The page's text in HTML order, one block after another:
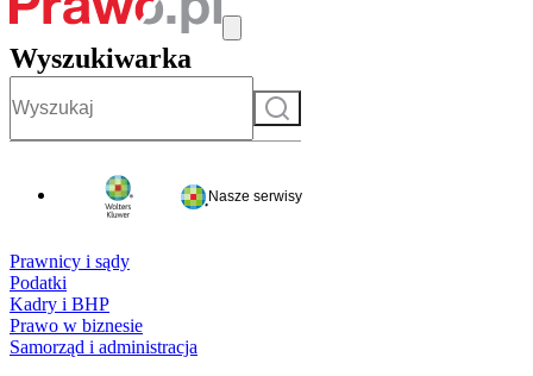
Wyszukiwarka
Szukaj
Nasze serwisy
Prawnicy i sądy
Podatki
Kadry i BHP
Prawo w biznesie
Samorząd i administracja